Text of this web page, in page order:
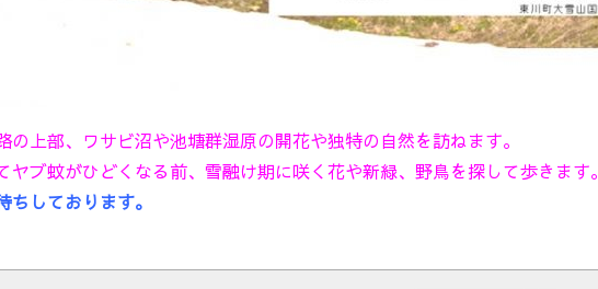
の上部、ワサビ沼や池塘群湿原の開花や独特の自然を訪ねます。
ヤブ蚊がひどくなる前、雪融け期に咲く花や新緑、野鳥を探して歩きます。
ちしております。